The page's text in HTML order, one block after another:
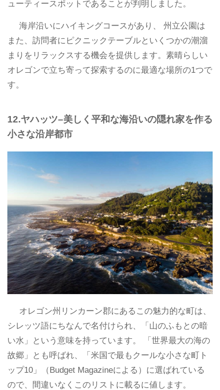
ューティースポットであることが判明しました。
海岸沿いにハイキングコースがあり、 州立公園は
また、訪問者にピクニックテーブルといくつかの潮溜
まりをリラックスする機会を提供します。素晴らしい
オレゴンで立ち寄って探索するのに最適な場所の1つで
す。
12.ヤハッツ–美しく平和な海沿いの隠れ家を作る
小さな沿岸都市
オレゴン州リンカーン郡にあるこの魅力的な町は、
シレッツ語にちなんで名付けられ、「山のふもとの暗
い水」という意味を持っています。 「世界最大の海の
故郷」とも呼ばれ、「米国で最もクールな小さな町ト
ップ10」（Budget Magazineによる）に選ばれている
ので、間違いなくこのリストに載るに値します。